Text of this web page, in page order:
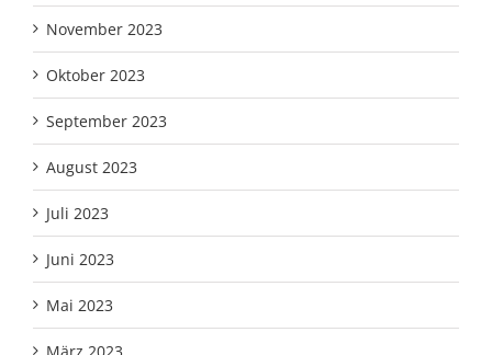
November 2023
Oktober 2023
September 2023
August 2023
Juli 2023
Juni 2023
Mai 2023
März 2023